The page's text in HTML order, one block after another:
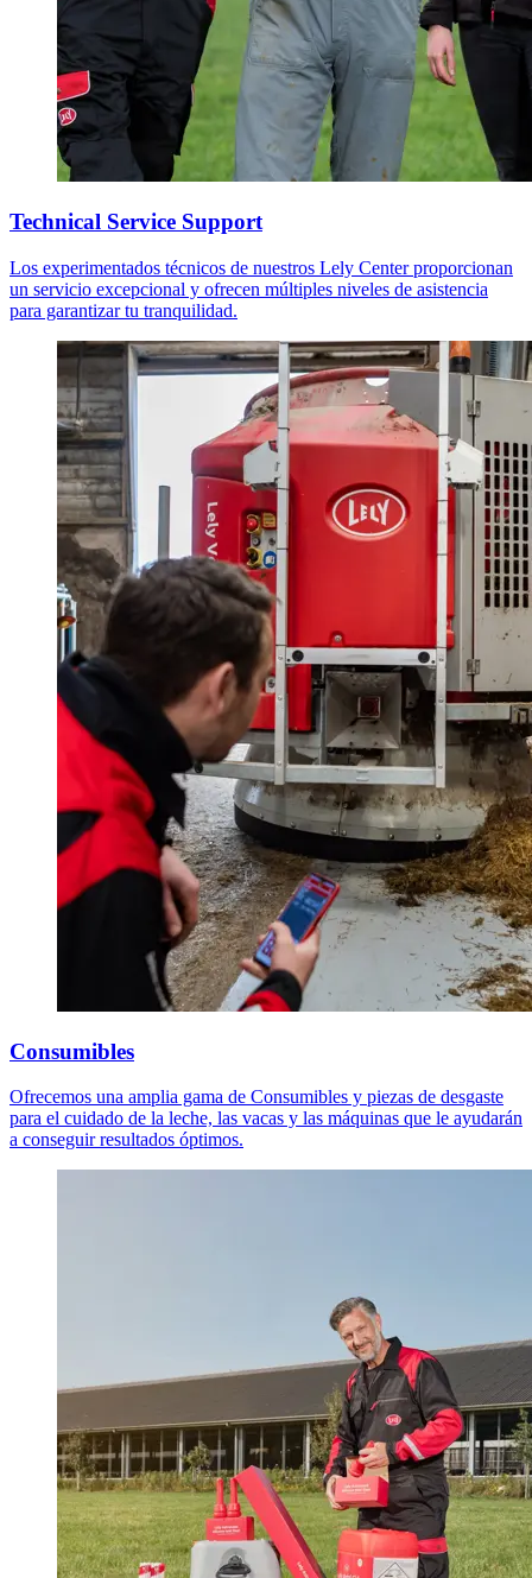
Technical Service Support
Los experimentados técnicos de nuestros Lely Center proporcionan
un servicio excepcional y ofrecen múltiples niveles de asistencia
para garantizar tu tranquilidad.
Consumibles
Ofrecemos una amplia gama de Consumibles y piezas de desgaste
para el cuidado de la leche, las vacas y las máquinas que le ayudarán
a conseguir resultados óptimos.